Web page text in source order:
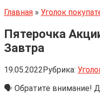
Главная » Уголок
Пятерочка
Завтра
19.05.2022Рубрика:
🗣 Обратите внимание!